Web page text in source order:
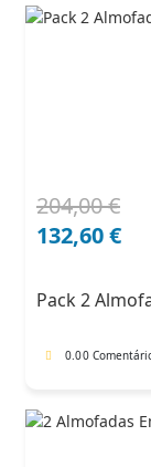
204,00€
O
preço
204,00 €.
132,60€
O
preço
132,60 €.
Pack 2
0.00